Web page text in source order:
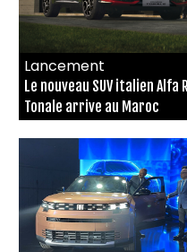
Lancement
Le nouveau SUV italien Alfa
Tonale arrive au Maroc